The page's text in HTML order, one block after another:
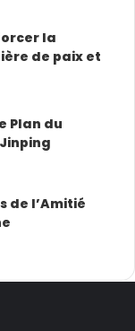
la
de paix et
Plan du
de l’Amitié